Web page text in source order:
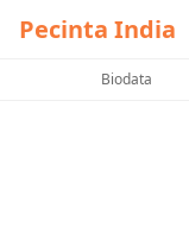
Pecinta India
Biodata